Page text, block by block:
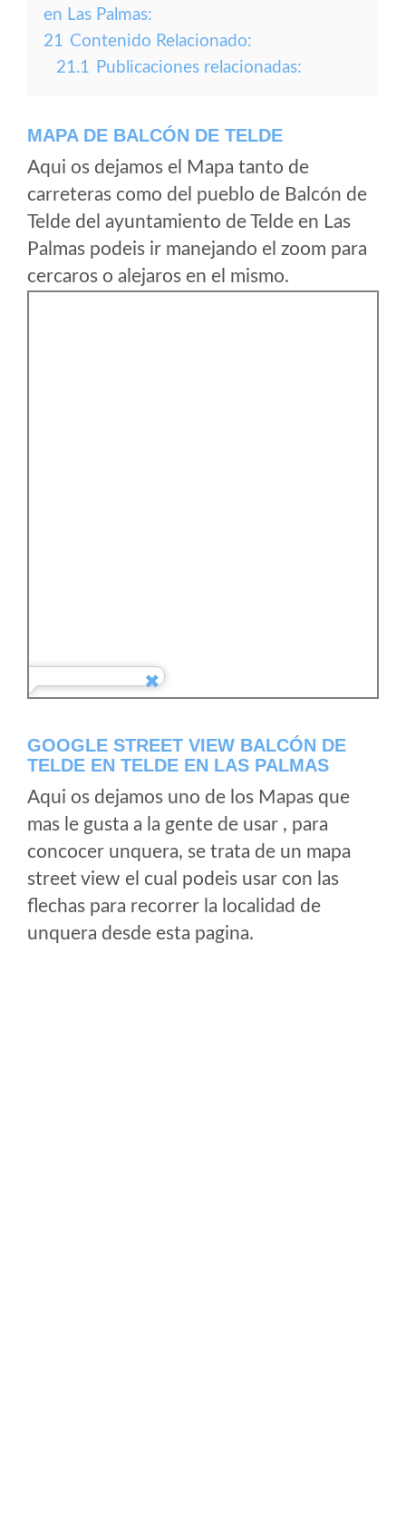
en Las Palmas:
21 Contenido Relacionado:
21.1 Publicaciones relacionadas:
MAPA DE BALCÓN DE TELDE
Aqui os dejamos el Mapa tanto de
carreteras como del pueblo de Balcón de
Telde del ayuntamiento de Telde en Las
Palmas podeis ir manejando el zoom para
cercaros o alejaros en el mismo.
GOOGLE STREET VIEW BALCÓN DE
TELDE EN TELDE EN LAS PALMAS
Aqui os dejamos uno de los Mapas que
mas le gusta a la gente de usar , para
concocer unquera, se trata de un mapa
street view el cual podeis usar con las
flechas para recorrer la localidad de
unquera desde esta pagina.